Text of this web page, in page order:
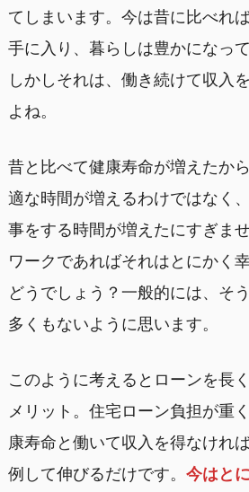
てしまいます。今は昔に比べれ
手に入り、暮らしは豊かになっ
しかしそれは、働き続けて収入
よね。
昔と比べて健康寿命が増えたか
適な時間が増えるわけではなく
事をする時間が増えたにすぎま
ワークであればそれはとにかく
どうでしょう？一般的には、そ
多くもないように思います。
このように考えるとローンを長
メリット。住宅ローン負担が重
康寿命と働いて収入を得なけれ
例して伸びるだけです。 今はと